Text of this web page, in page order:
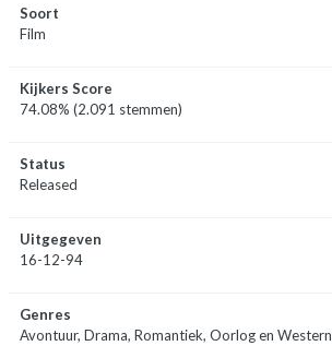
Soort
Film
Kijkers Score
74.08% (2.091 stemmen)
Status
Released
Uitgegeven
16-12-94
Genres
Avontuur, Drama, Romantiek, Oorlog en Western